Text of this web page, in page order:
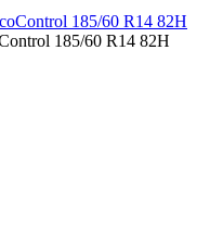
185/60 R14 82H